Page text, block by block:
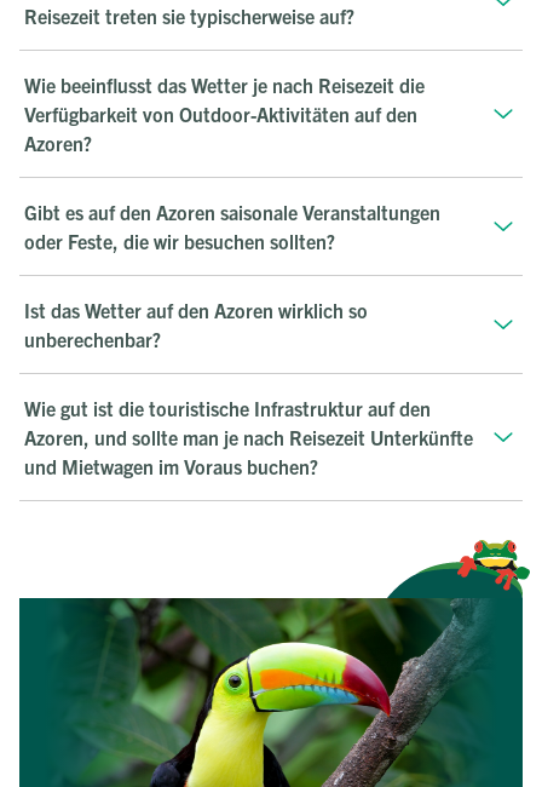
Reisezeit treten sie typischerweise auf?
Wie beeinflusst das Wetter je nach Reisezeit die
Verfügbarkeit von Outdoor-Aktivitäten auf den
Azoren?
Gibt es auf den Azoren saisonale Veranstaltungen
oder Feste, die wir besuchen sollten?
Ist das Wetter auf den Azoren wirklich so
unberechenbar?
Wie gut ist die touristische Infrastruktur auf den
Azoren, und sollte man je nach Reisezeit Unterkünfte
und Mietwagen im Voraus buchen?